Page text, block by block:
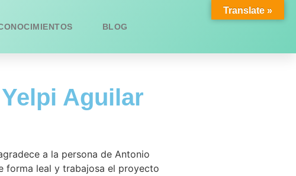
BLOG
Aguilar
a la persona de Antonio
forma leal y trabajosa el proyecto
Translate »